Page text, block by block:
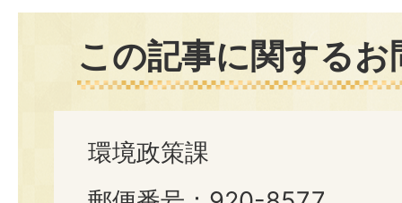
この記事に関する
環境政策課